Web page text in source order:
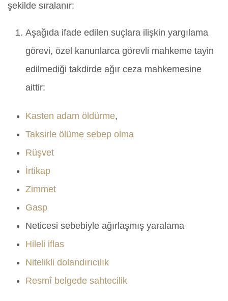
şekilde sıralanır:
Aşağıda ifade edilen suçlara ilişkin yargılama
görevi, özel kanunlarca görevli mahkeme tayin
edilmediği takdirde ağır ceza mahkemesine
aittir:
Kasten adam öldürme,
Taksirle ölüme sebep olma
Rüşvet
İrtikap
Zimmet
Gasp
Neticesi sebebiyle ağırlaşmış yaralama
Hileli iflas
Nitelikli dolandırıcılık
Resmî belgede sahtecilik